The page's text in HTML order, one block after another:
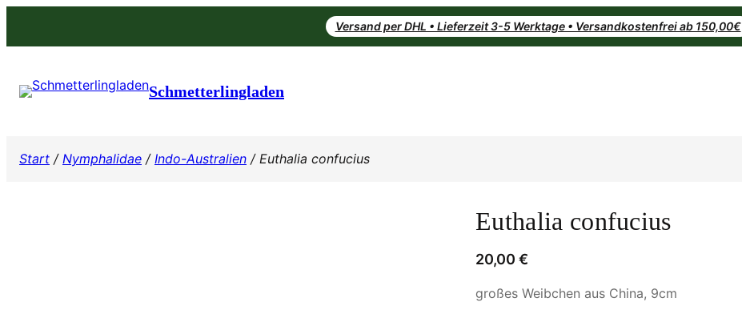
Versand per DHL • Lieferzeit 3-5 Werktage • Versandkostenfrei ab 150,00€
Schmetterlingladen
Start / Nymphalidae / Indo-Australien / Euthalia confucius
Euthalia confucius
20,00 €
großes Weibchen aus China, 9cm